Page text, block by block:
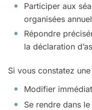
Participer aux
organisées
Répondre
la déclaration
Si vous constatez
Modifier
Se rendre dans